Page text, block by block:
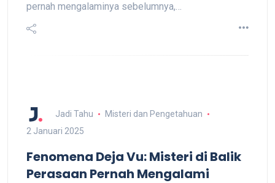
pernah mengalaminya sebelumnya,…
Jadi Tahu
Misteri dan Pengetahuan
2 Januari 2025
Fenomena Deja Vu: Misteri di Balik
Perasaan Pernah Mengalami